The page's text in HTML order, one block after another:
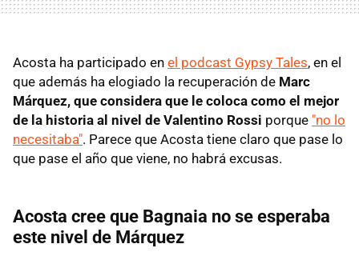
Acosta ha participado en el podcast Gypsy Tales, en el
que además ha elogiado la recuperación de Marc
Márquez, que considera que le coloca como el mejor
de la historia al nivel de Valentino Rossi porque "no lo
necesitaba". Parece que Acosta tiene claro que pase lo
que pase el año que viene, no habrá excusas.
Acosta cree que Bagnaia no se esperaba
este nivel de Márquez